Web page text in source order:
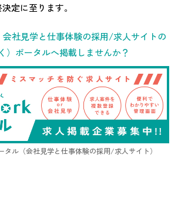
定に至ります。
社見学と仕事体験の採用/求人サイトの
）ポータルへ掲載しませんか？
タル（会社見学と仕事体験の採用/求人サイト）